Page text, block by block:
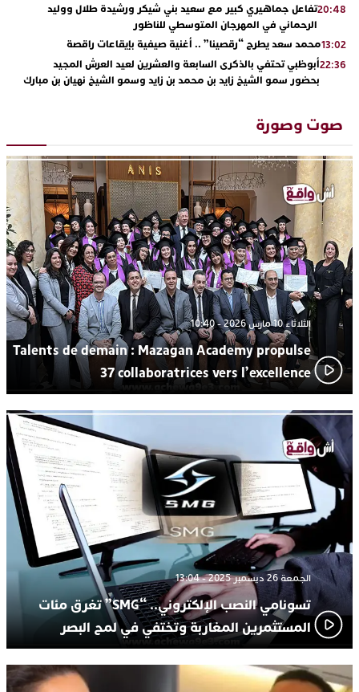
20:48تفاعل جماهيري كبير مع سعيد بني شيكر ورشيدة طلال ووليد
الرحماني في المهرجان المتوسطي للناظور
13:02محمد سعد يطرح “رقصينا” .. أغنية صيفية بإيقاعات راقصة
22:36أبوظبي تحتفي بالذكرى السابعة والعشرين لعيد العرش المجيد
بحضور سمو الشيخ زايد بن محمد بن زايد وسمو الشيخ نهيان بن مبارك
“كوفرة فالغيس”
19:11يقظة أمنية تنهي كابوس الفتاة القاصر: كواليس مثيرة لعملية تحرير
17:27 اتحاد المقاولات الإعلامية يقود قاطرة التكوين بالجديدة ويستضيف
الإعلامي سعيد بلفقير في دورة استثنائية
23:18ترسيخا لثقافة ترشيد الموارد المائية.. اختتام فعاليات النسخة الثانية
من “القرية الذكية للماء” بمركز الاصطياف ببوزنيقة
صوت وصورة
الثلاثاء 10 مارس 2026 - 10:40
Talents de demain : Mazagan Academy propulse
37 collaboratrices vers l’excellence
الجمعة 26 ديسمبر 2025 - 13:04
تسونامي النصب الإلكتروني.. “SMG” تغرق مئات
المستثمرين المغاربة وتختفي في لمح البصر